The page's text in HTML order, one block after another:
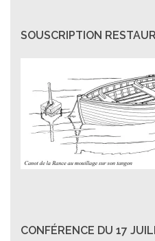
SOUSCRIPTION
CONFÉRENCE DU 17